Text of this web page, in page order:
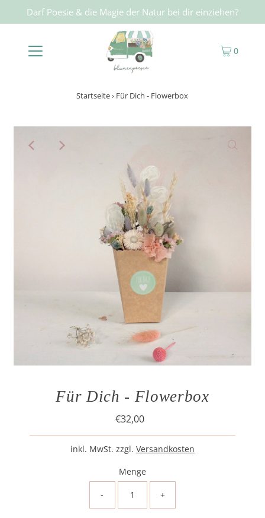
Darf Poesie & die Magie der Natur bei dir einziehen?
0
Startseite› Für Dich - Flowerbox
Für Dich - Flowerbox
Regulärer
Preis
€32,00
inkl. MwSt. zzgl. Versandkosten
Menge
- +